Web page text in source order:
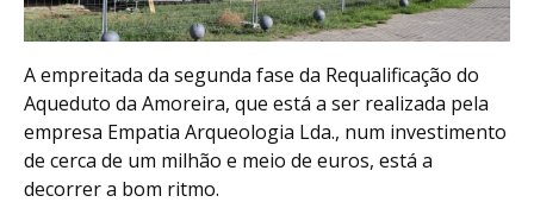
A empreitada da segunda fase da Requalificação do
Aqueduto da Amoreira, que está a ser realizada pela
empresa Empatia Arqueologia Lda., num investimento
de cerca de um milhão e meio de euros, está a
decorrer a bom ritmo.